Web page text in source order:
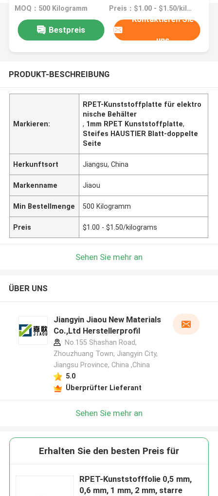
MOQ：500 Kilogramm Preis：$1.00 - $1.50/kilograms
Bestpreis
Kontaktieren Sie
uns
PRODUKT-BESCHREIBUNG
Markieren:
RPET-Kunststoffplatte für elektro
nische Behälter
, 1mm RPET Kunststoffplatte,
Steifes HAUSTIER Blatt-doppelte
Seite
Herkunftsort Jiangsu, China
Markenname Jiaou
Min Bestellmenge 500 Kilogramm
Preis $1.00 - $1.50/kilograms
Sehen Sie mehr an
ÜBER UNS
Jiangyin Jiaou New Materials
Co.,Ltd Herstellerprofil
No.155 Shashan Road,
Zhouzhuang Town, Jiangyin City,
Jiangsu Province, China ,China
5.0
Überprüfter Lieferant
Sehen Sie mehr an
Erhalten Sie den besten Preis für
RPET-Kunststofffolie 0,5 mm,
0,6 mm, 1 mm, 2 mm, starre